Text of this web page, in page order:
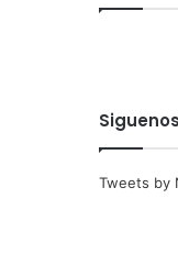
Tweets by